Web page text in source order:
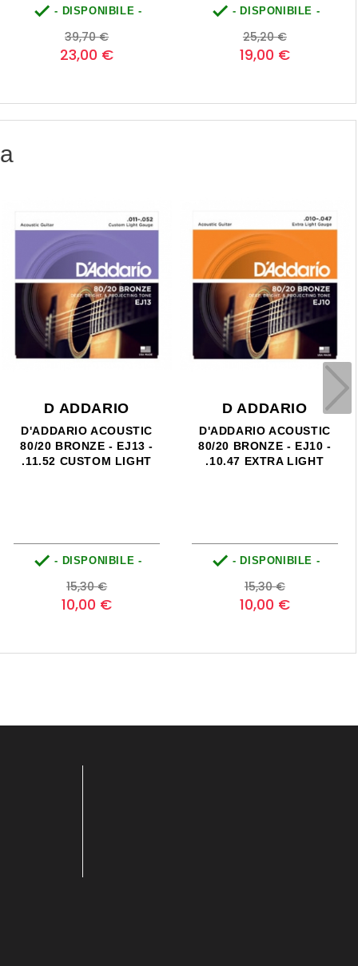
 - DISPONIBILE -
Prezzo
base
39,70 €Prezzo
23,00 €
 - DISPONIBILE -
Prezzo
base
25,20 €Prezzo
19,00 €
D ADDARIO
D'ADDARIO ACOUSTIC
80/20 BRONZE - EJ13 -
.11.52 CUSTOM LIGHT
 - DISPONIBILE -
Prezzo
base
15,30 €Prezzo
10,00 €
D ADDARIO
D'ADDARIO ACOUSTIC
80/20 BRONZE - EJ10 -
.10.47 EXTRA LIGHT
 - DISPONIBILE -
Prezzo
base
15,30 €Prezzo
10,00 €